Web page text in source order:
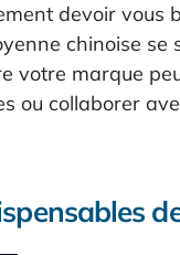
devoir
chinoise
votre marque
ou collaborer